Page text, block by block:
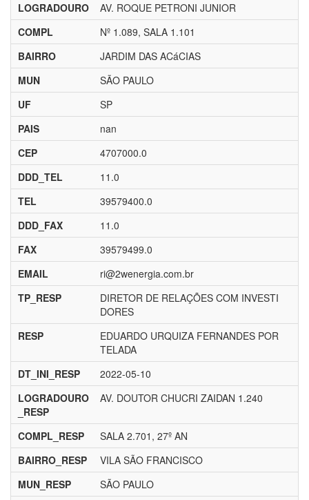
LOGRADOURO
AV. ROQUE PETRONI JUNIOR
COMPL
Nº 1.089, SALA 1.101
BAIRRO
JARDIM DAS ACáCIAS
MUN
SÃO PAULO
UF
SP
PAIS
nan
CEP
4707000.0
DDD_TEL
11.0
TEL
39579400.0
DDD_FAX
11.0
FAX
39579499.0
EMAIL
ri@2wenergia.com.br
TP_RESP
DIRETOR DE RELAÇÕES COM INVESTI
DORES
RESP
EDUARDO URQUIZA FERNANDES POR
TELADA
DT_INI_RESP
2022-05-10
LOGRADOURO
_RESP
AV. DOUTOR CHUCRI ZAIDAN 1.240
COMPL_RESP
SALA 2.701, 27º AN
BAIRRO_RESP
VILA SÃO FRANCISCO
MUN_RESP
SÃO PAULO